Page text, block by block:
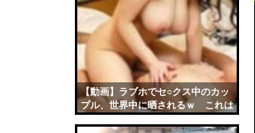
【動画】ラブホでセ○クス中のカッ
プル、世界中に晒されるｗ これは